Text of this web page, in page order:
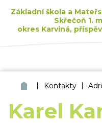
Základní škola a
Skřečoň 1.
okres Karviná,
ZŠ a MŠ Bohumín
| Kontakty |
Karel